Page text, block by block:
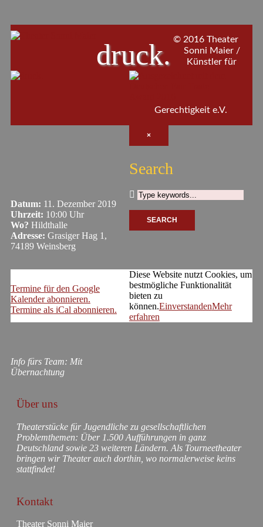
druck.
Datum: 11. Dezember 2019
Uhrzeit: 10:00 Uhr
Wo? Hildthalle
Adresse: Grasiger Hag 1,
74189 Weinsberg
Termine für den Google
Kalender abonnieren.
Termine als iCal abonnieren.
Info fürs Team: Mit
Übernachtung
Über uns
Theaterstücke für Jugendliche zu gesellschaftlichen
Problemthemen: Über 1.500 Aufführungen in ganz
Deutschland sowie 23 weiteren Ländern. Als Tourneetheater
bringen wir Theater auch dorthin, wo normalerweise keins
stattfindet!
Kontakt
Theater Sonni Maier
© 2016 Theater
Sonni Maier /
Künstler für
Gerechtigkeit e.V.
×
Search
Diese Website nutzt Cookies, um
bestmögliche Funktionalität
bieten zu
können.EinverstandenMehr
erfahren